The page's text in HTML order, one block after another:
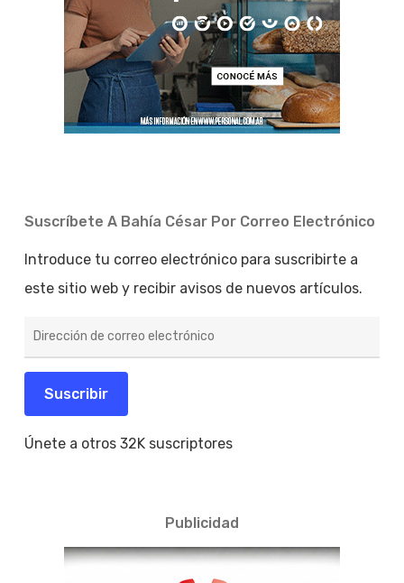
Suscríbete A Bahía César Por Correo Electrónico
Introduce tu correo electrónico para suscribirte a
este sitio web y recibir avisos de nuevos artículos.
de
electrónico
Suscribir
Únete a otros 32K suscriptores
Publicidad